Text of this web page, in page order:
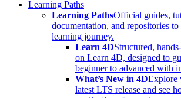
Learning Paths
Learning PathsOfficial guides,
documentation, and repositories
learning journey.
Learn 4DStructured,
on Learn 4D, designed to
beginner to advanced with
What’s New in 4DExplore
latest LTS release and see